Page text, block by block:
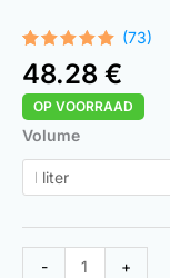
Gewaardeerd
4.93op 5
gebaseerd
op
73
klant
waarderingen
(73)
48.28 €
OP VOORRAAD
Volume
-
Descaler
aantal
+